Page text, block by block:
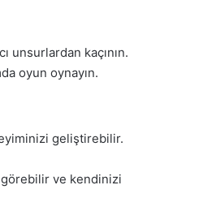
unsurlardan kaçının.
oyun oynayın.
geliştirebilir.
görebilir ve kendinizi